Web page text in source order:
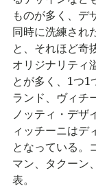
ものが多く、デ
同時に洗練され
と、それほど奇
オリジナリティ
とが多く、1つ1
ランド、ヴィチ
ノッティ・デザ
ィッチーニはデ
となっている。
マン、タクーン
表。